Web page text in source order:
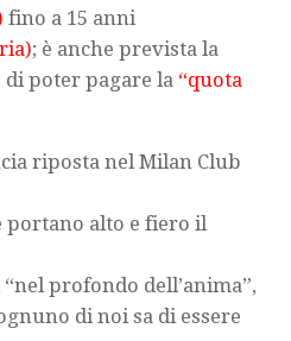
fino a 15 anni
; è anche prevista la
di poter pagare la “quota
riposta nel Milan Club
portano alto e fiero il
profondo dell’anima”,
di noi sa di essere